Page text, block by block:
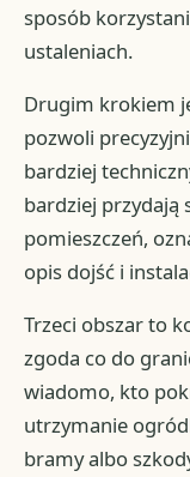
sposób
ustaleniach.
Drugim krokiem
pozwoli
bardziej
bardziej przydają
pomieszczeń,
opis dojść i
Trzeci obszar to
zgoda co do
wiadomo, kto
utrzymanie
bramy albo